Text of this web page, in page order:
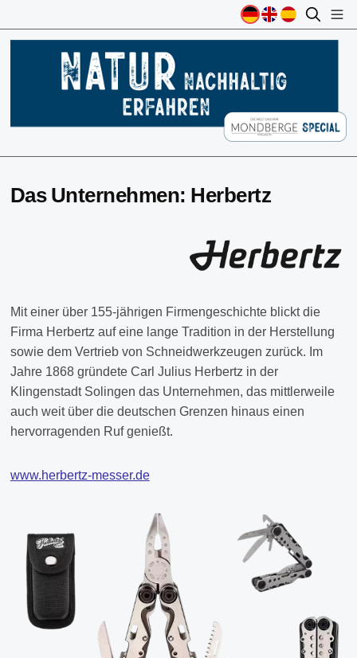
Das Unternehmen: Herbertz
Mit einer über 155-jährigen Firmengeschichte blickt die
Firma Herbertz auf eine lange Tradition in der Herstellung
sowie dem Vertrieb von Schneidwerkzeugen zurück. Im
Jahre 1868 gründete Carl Julius Herbertz in der
Klingenstadt Solingen das Unternehmen, das mittlerweile
auch weit über die deutschen Grenzen hinaus einen
hervorragenden Ruf genießt.
www.herbertz-messer.de